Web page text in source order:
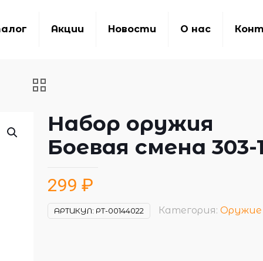
Акции Новости О нас
Набор оружия
Боевая смена 303-
299 ₽
АРТИКУЛ: РТ-00144022 Категория: Оружие